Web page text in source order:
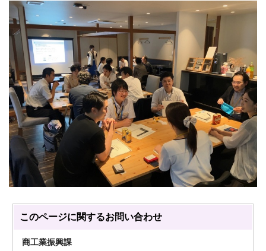
このページに関するお問い合わせ
商工業振興課